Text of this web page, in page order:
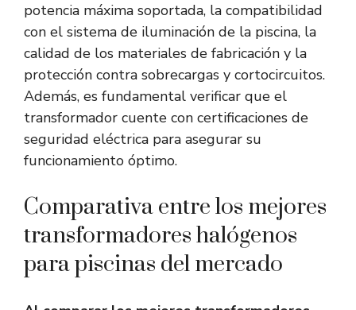
potencia máxima soportada, la compatibilidad
con el sistema de iluminación de la piscina, la
calidad de los materiales de fabricación y la
protección contra sobrecargas y cortocircuitos.
Además, es fundamental verificar que el
transformador cuente con certificaciones de
seguridad eléctrica para asegurar su
funcionamiento óptimo.
Comparativa entre los mejores
transformadores halógenos
para piscinas del mercado